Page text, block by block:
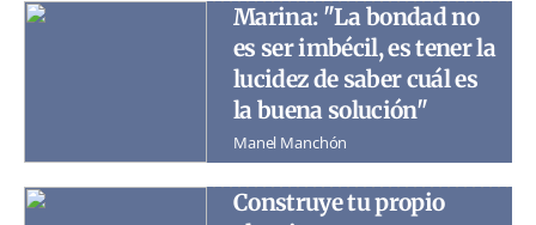
Marina: "La bondad no
es ser imbécil, es tener la
lucidez de saber cuál es
la buena solución"
Manel Manchón
Construye tu propio